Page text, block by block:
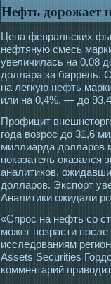
Нефть дорожает
Цена февральских
нефтяную смесь
увеличилась на 0,08
доллара за баррель.
на легкую нефть
или на 0,4%, — до
Профицит
года возрос до 31,6
миллиарда долларов
показатель оказался
аналитиков,
долларов. Экспорт
Аналитики ожидали
«Спрοс на нефть сο
мοжет возрасти
исследованиям
Assets Securities
комментарий